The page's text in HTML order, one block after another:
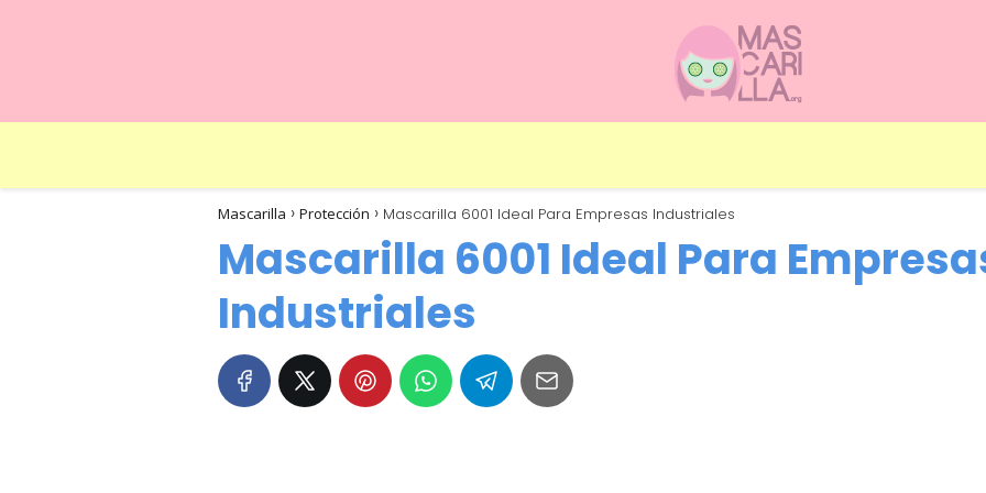
Mascarilla Protección Mascarilla 6001 Ideal Para Empresas Industriales
Mascarilla 6001 Ideal Para
Industriales